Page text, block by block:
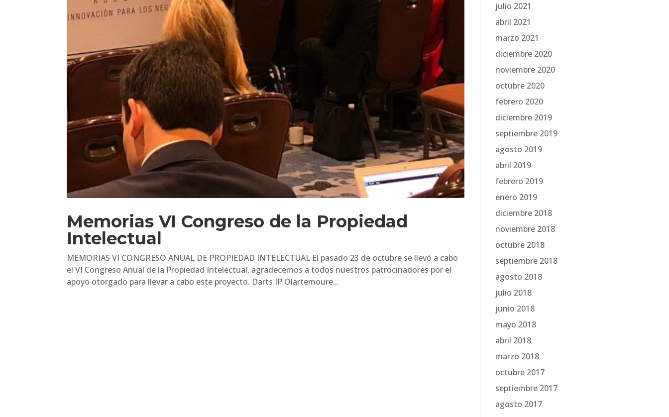
Memorias VI Congreso de la Propiedad
Intelectual
MEMORIAS VI CONGRESO ANUAL DE PROPIEDAD INTELECTUAL El pasado 23 de octubre se llevó a cabo
el VI Congreso Anual de la Propiedad Intelectual, agradecemos a todos nuestros patrocinadores por el
apoyo otorgado para llevar a cabo este proyecto. Darts IP Olartemoure...
julio 2021
abril 2021
marzo 2021
diciembre 2020
noviembre 2020
octubre 2020
febrero 2020
diciembre 2019
septiembre 2019
agosto 2019
abril 2019
febrero 2019
enero 2019
diciembre 2018
noviembre 2018
octubre 2018
septiembre 2018
agosto 2018
julio 2018
junio 2018
mayo 2018
abril 2018
marzo 2018
octubre 2017
septiembre 2017
agosto 2017